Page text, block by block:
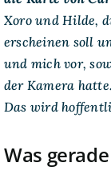
Xoro und Hilde,
erscheinen soll
und mich vor,
der Kamera hatte.
Das wird
Was